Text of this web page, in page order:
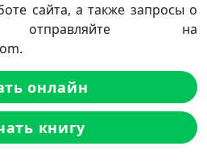
сайта, а также запросы о
отправляйте на
онлайн
книгу